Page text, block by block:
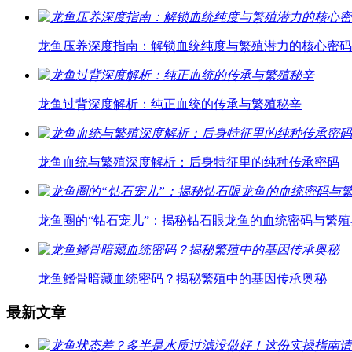
龙鱼压养深度指南：解锁血统纯度与繁殖潜力的核心密码
龙鱼过背深度解析：纯正血统的传承与繁殖秘辛
龙鱼血统与繁殖深度解析：后身特征里的纯种传承密码
龙鱼圈的“钻石宠儿”：揭秘钻石眼龙鱼的血统密码与繁
龙鱼鳍骨暗藏血统密码？揭秘繁殖中的基因传承奥秘
最新文章